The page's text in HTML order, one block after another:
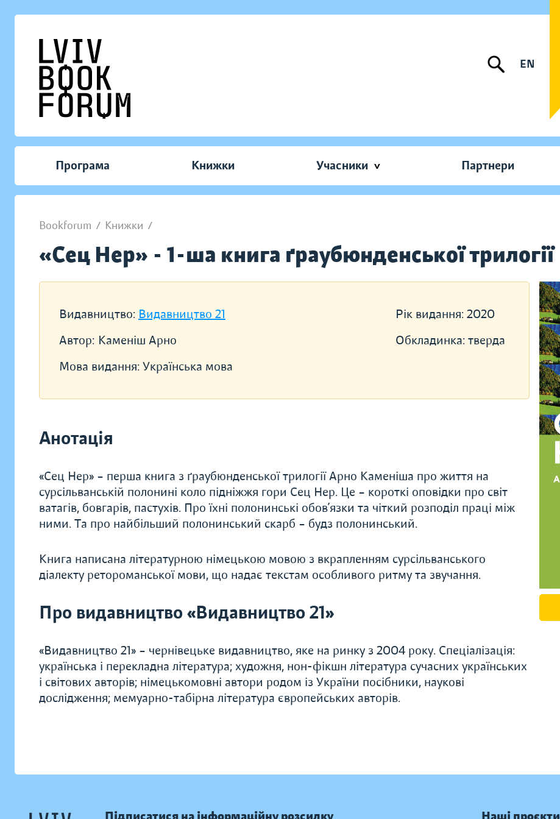
EN
Програма Книжки Учасники Партнери
Bookforum / Книжки /
«Сец Нер» - 1-ша книга ґраубюнденської трилогії
Видавництво: Видавництво 21
Автор: Каменіш Арно
Мова видання: Українська мова
Рік видання: 2020
Обкладинка: тверда
Анотація
«Сец Нер» – перша книга з ґраубюнденської трилогії Арно Каменіша про життя на
сурсільванській полонині коло підніжжя гори Сец Нер. Це – короткі оповідки про світ
ватагів, бовгарів, пастухів. Про їхні полонинські обов’язки та чіткий розподіл праці між
ними. Та про найбільший полонинський скарб – будз полонинський.
Книга написана літературною німецькою мовою з вкрапленням сурсільванського
діалекту ретороманської мови, що надає текстам особливого ритму та звучання.
Про видавництво «Видавництво 21»
«Видавництво 21» – чернівецьке видавництво, яке на ринку з 2004 року. Спеціалізація:
українська і перекладна література; художня, нон-фікшн література сучасних українських
і світових авторів; німецькомовні автори родом із України посібники, наукові
дослідження; мемуарно-табірна література європейських авторів.